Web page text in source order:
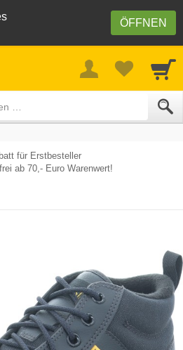
ÖFFNEN
für Erstbesteller
ab 70,- Euro Warenwert!